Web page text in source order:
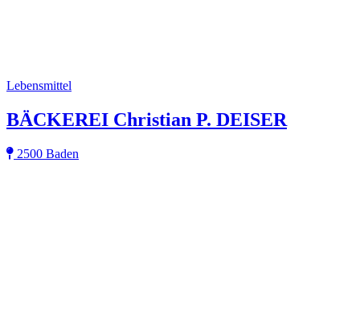
Lebensmittel
BÄCKEREI Christian P. DEISER
2500 Baden